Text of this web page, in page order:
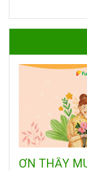
ƠN THẦY